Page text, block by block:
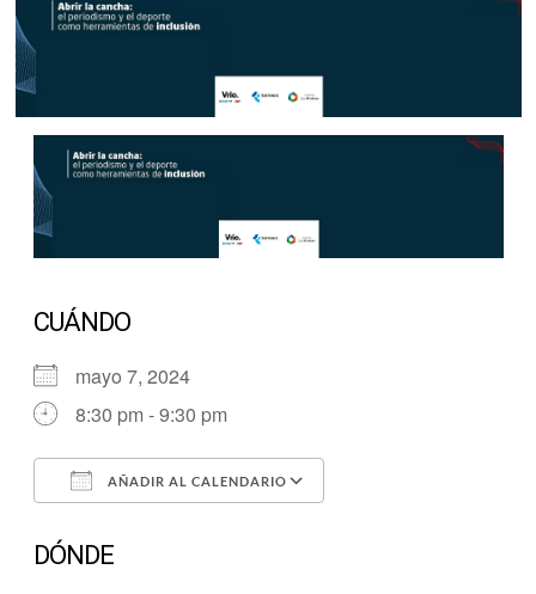
CUÁNDO
mayo 7, 2024
8:30 pm - 9:30 pm
AÑADIR AL CALENDARIO
DÓNDE